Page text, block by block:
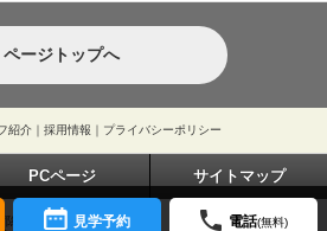
見学予約 電話(無料)
ページトップへ
紹介 採用情報 プライバシーポリシー
PCページ サイトマップ
練馬区大泉学園町1-29-7